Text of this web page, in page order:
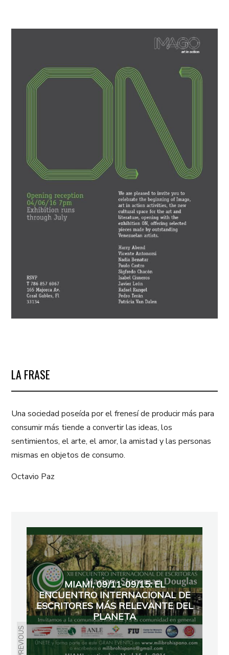
LA FRASE
Una sociedad poseída por el frenesí de producir más para
consumir más tiende a convertir las ideas, los
sentimientos, el arte, el amor, la amistad y las personas
mismas en objetos de consumo.
Octavio Paz
PREVIOUS
MIAMI, 09/11-09/15: EL
ENCUENTRO INTERNACIONAL DE
ESCRITORES MÁS RELEVANTE DEL
PLANETA